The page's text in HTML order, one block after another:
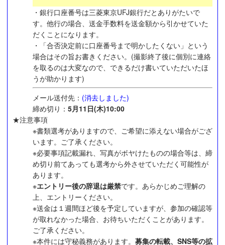
・銀行口座番号は三菱東京UFJ銀行だとありがたいで
す。他行の場合、送金手数料を送金額から引かせていた
だくことになります。
・「合否決定前に口座番号まで明かしたくない」という
場合はその旨お書きください。(撮影終了後に個別に連絡
を取るのは大変なので、できるだけ書いていただいたほ
うが助かります)
メール送付先： (消去しました)
締め切り： 5月11日(木)10:00
★注意事項
※書類選考がありますので、ご希望に添えない場合がござ
います。ご了承ください。
※必要事項記載漏れ、写真がボヤけたものの場合等は、締
め切り前てあっても選考から外させていただく可能性が
あります。
※エントリー後の辞退は厳禁です。あらかじめご理解の
上、エントリーください。
※送金は１週間ほど後を予定していますが、参加の確認等
が取れなかった場合、お待ちいただくことがあります。
ご了承ください。
※本件には守秘義務があります。 募集の転載、SNS等の拡